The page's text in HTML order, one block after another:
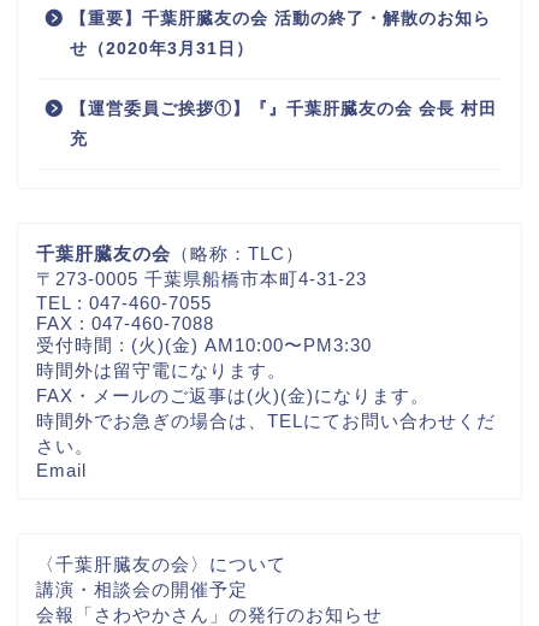
【重要】千葉肝臓友の会 活動の終了・解散のお知ら
せ（2020年3月31日）
【運営委員ご挨拶①】『』千葉肝臓友の会 会長 村田
充
千葉肝臓友の会 （略称：TLC）
〒273-0005 千葉県船橋市本町4-31-23
TEL : 047-460-7055
FAX : 047-460-7088
受付時間 : (火)(金) AM10:00〜PM3:30
時間外は留守電になります。
FAX・メールのご返事は(火)(金)になります。
時間外でお急ぎの場合は、TELにてお問い合わせくだ
さい。
Email
〈千葉肝臓友の会〉について
講演・相談会の開催予定
会報「さわやかさん」の発行のお知らせ